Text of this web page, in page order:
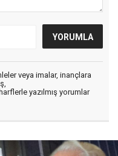
veya imalar, inançlara
yazılmış yorumlar